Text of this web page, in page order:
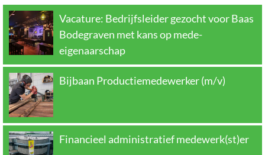
Vacature: Bedrijfsleider gezocht voor Baas
Bodegraven met kans op mede-
eigenaarschap
Bijbaan Productiemedewerker (m/v)
Financieel administratief medewerk(st)er